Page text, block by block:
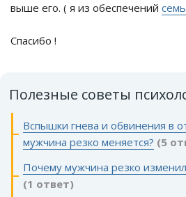
выше его. ( я из обеспечений
Спасибо !
Полезные советы
Вспышки гнева и обвинения в
мужчина резко меняется? (5
Почему мужчина резко
(1 ответ)